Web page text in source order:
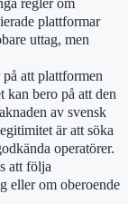
plattformar
uttag, men
att plattformen
kan bero på att den
av svensk
är att söka
operatörer.
att följa
eller om oberoende